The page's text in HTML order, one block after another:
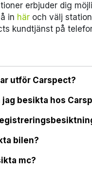
erbjuder dig
in här och välj
kundtjänst på
utför Carspect?
besikta hos
bilen?
mc?